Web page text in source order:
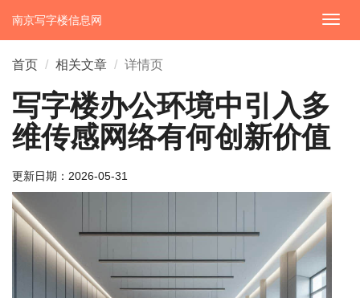
切
换
南京写字楼信息网
首页 相关文章 详情页
写字楼办公环境中引入多
维传感网络有何创新价值
更新日期： 2026-05-31